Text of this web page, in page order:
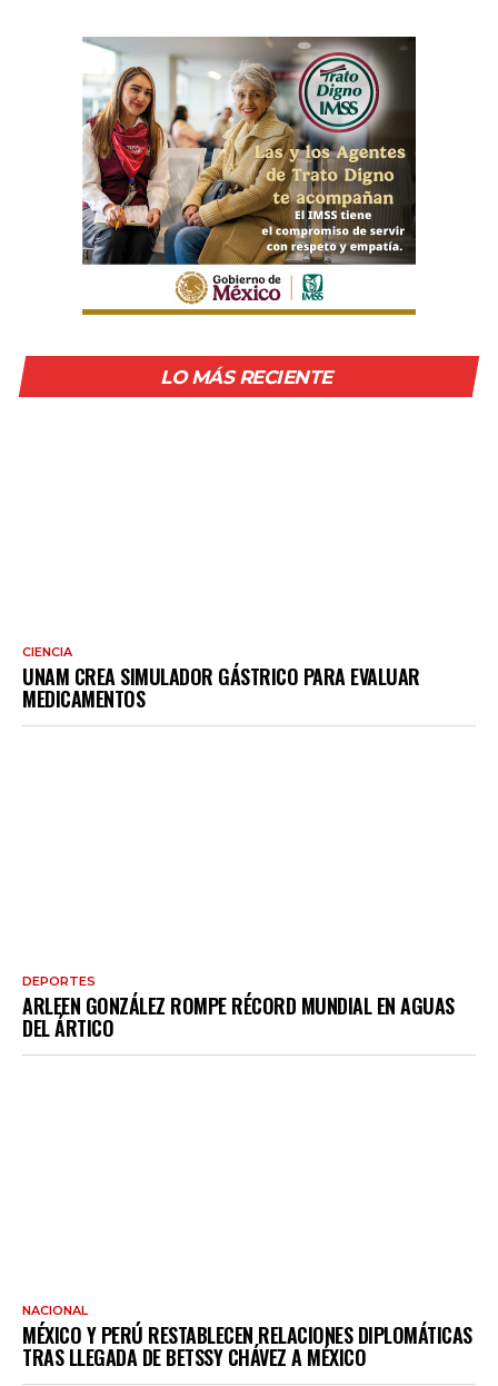
LO MÁS RECIENTE
CIENCIA
UNAM CREA SIMULADOR GÁSTRICO PARA EVALUAR
MEDICAMENTOS
DEPORTES
ARLEEN GONZÁLEZ ROMPE RÉCORD MUNDIAL EN AGUAS
DEL ÁRTICO
NACIONAL
MÉXICO Y PERÚ RESTABLECEN RELACIONES DIPLOMÁTICAS
TRAS LLEGADA DE BETSSY CHÁVEZ A MÉXICO